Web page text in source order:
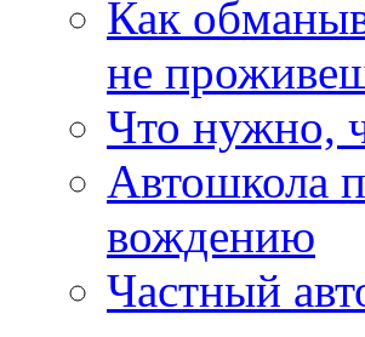
Как
не
Что нужно,
Автошкола
вождению
Частный